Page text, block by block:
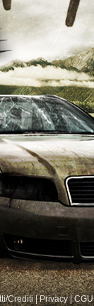
Crediti|Privacy|CGU